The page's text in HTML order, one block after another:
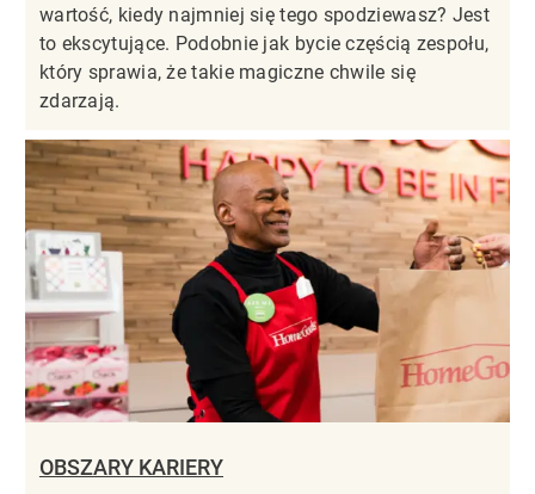
wartość, kiedy najmniej się tego spodziewasz? Jest
to ekscytujące. Podobnie jak bycie częścią zespołu,
który sprawia, że takie magiczne chwile się
zdarzają.
OBSZARY KARIERY